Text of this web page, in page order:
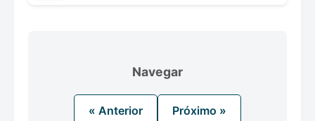
Navegar
« Anterior Próximo »